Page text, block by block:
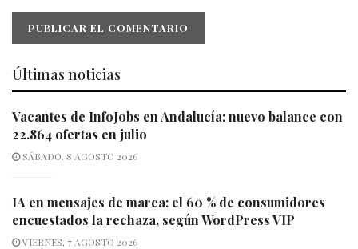
Últimas noticias
Vacantes de InfoJobs en Andalucía: nuevo balance con
22.864 ofertas en julio
SÁBADO, 8 AGOSTO 2026
IA en mensajes de marca: el 60 % de consumidores
encuestados la rechaza, según WordPress VIP
VIERNES, 7 AGOSTO 2026